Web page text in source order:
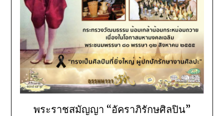
พระราชสมัญญา “อัคราภิรักษศิลปิน”